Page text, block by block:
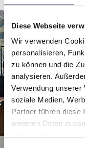
Diese Webseite
Wir verwenden
personalisieren,
zu können und die
analysieren.
Verwendung
soziale Medien,
Partner führen diese
weiteren Daten